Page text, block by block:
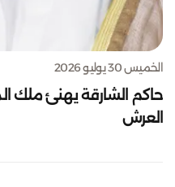
الخميس 30 يوليو 2026
حاكم الشارقة يهنئ ملك
العرش